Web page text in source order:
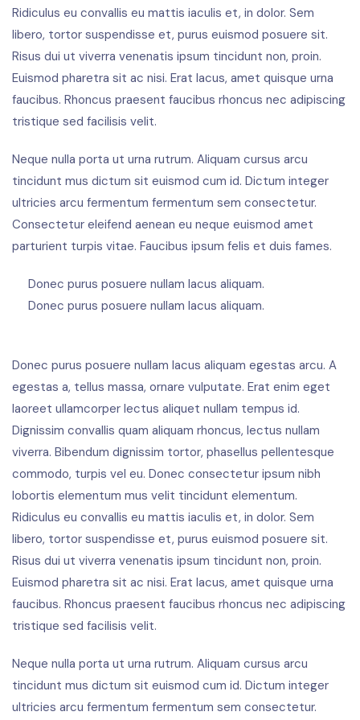
Ridiculus eu convallis eu mattis iaculis et, in dolor. Sem
libero, tortor suspendisse et, purus euismod posuere sit.
Risus dui ut viverra venenatis ipsum tincidunt non, proin.
Euismod pharetra sit ac nisi. Erat lacus, amet quisque urna
faucibus. Rhoncus praesent faucibus rhoncus nec adipiscing
tristique sed facilisis velit.
Neque nulla porta ut urna rutrum. Aliquam cursus arcu
tincidunt mus dictum sit euismod cum id. Dictum integer
ultricies arcu fermentum fermentum sem consectetur.
Consectetur eleifend aenean eu neque euismod amet
parturient turpis vitae. Faucibus ipsum felis et duis fames.
Donec purus posuere nullam lacus aliquam.
Donec purus posuere nullam lacus aliquam.
Donec purus posuere nullam lacus aliquam egestas arcu. A
egestas a, tellus massa, ornare vulputate. Erat enim eget
laoreet ullamcorper lectus aliquet nullam tempus id.
Dignissim convallis quam aliquam rhoncus, lectus nullam
viverra. Bibendum dignissim tortor, phasellus pellentesque
commodo, turpis vel eu. Donec consectetur ipsum nibh
lobortis elementum mus velit tincidunt elementum.
Ridiculus eu convallis eu mattis iaculis et, in dolor. Sem
libero, tortor suspendisse et, purus euismod posuere sit.
Risus dui ut viverra venenatis ipsum tincidunt non, proin.
Euismod pharetra sit ac nisi. Erat lacus, amet quisque urna
faucibus. Rhoncus praesent faucibus rhoncus nec adipiscing
tristique sed facilisis velit.
Neque nulla porta ut urna rutrum. Aliquam cursus arcu
tincidunt mus dictum sit euismod cum id. Dictum integer
ultricies arcu fermentum fermentum sem consectetur.